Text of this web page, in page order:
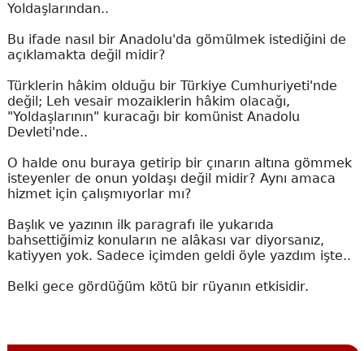
Yoldaşlarından..
Bu ifade nasıl bir Anadolu'da gömülmek istediğini de
açıklamakta değil midir?
Türklerin hâkim olduğu bir Türkiye Cumhuriyeti'nde
değil; Leh vesair mozaiklerin hâkim olacağı,
"Yoldaşlarının" kuracağı bir komünist Anadolu
Devleti'nde..
O halde onu buraya getirip bir çınarın altına gömmek
isteyenler de onun yoldaşı değil midir? Aynı amaca
hizmet için çalışmıyorlar mı?
Başlık ve yazının ilk paragrafı ile yukarıda
bahsettiğimiz konuların ne alâkası var diyorsanız,
katiyyen yok. Sadece içimden geldi öyle yazdım işte..
Belki gece gördüğüm kötü bir rüyanın etkisidir.